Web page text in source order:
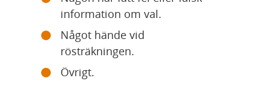
information om val.
Något hände vid
rösträkningen.
Övrigt.